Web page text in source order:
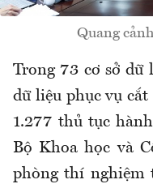
Quang
Trong 73 cơ sở dữ
dữ liệu phục vụ
1.277 thủ tục
Bộ Khoa học và
phòng thí nghiệm